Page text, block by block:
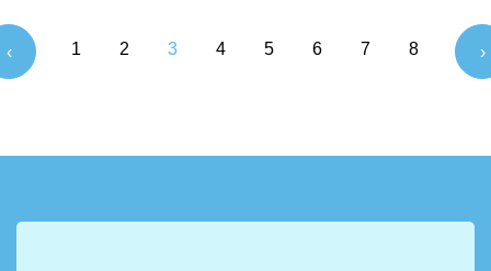
‹ 1 2 3 4 5 6 7 8 ›